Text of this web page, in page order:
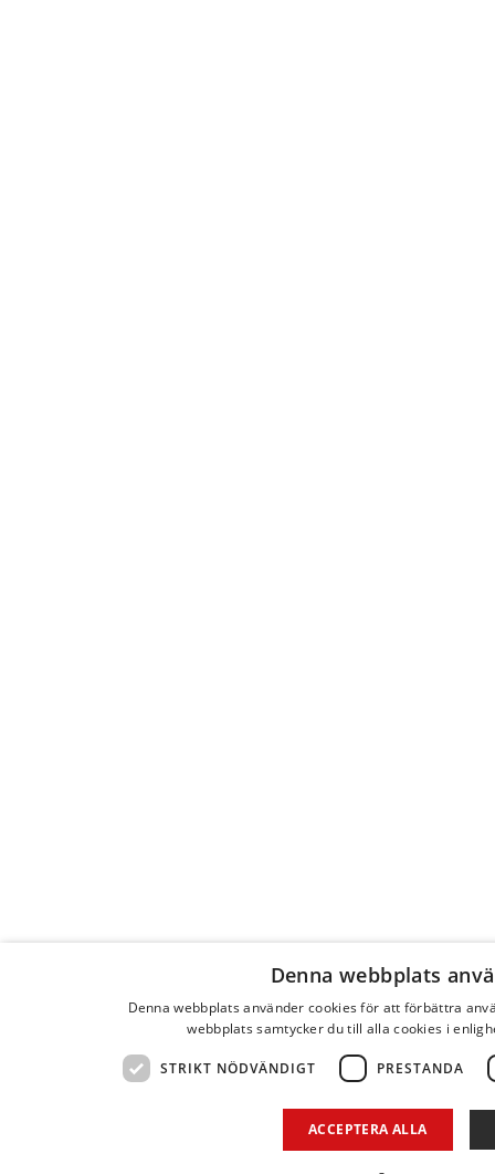
Denna webbplats
Denna webbplats använder cookies för att förbättra
webbplats samtycker du till alla cookies i
STRIKT NÖDVÄNDIGT PRESTANDA
ACCEPTERA ALLA